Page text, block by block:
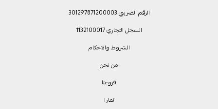
الرقم الضريبي 301297871200003
السجل التجاري 1132100017
الشروط والاحكام
من نحن
فروعنا
تمارا